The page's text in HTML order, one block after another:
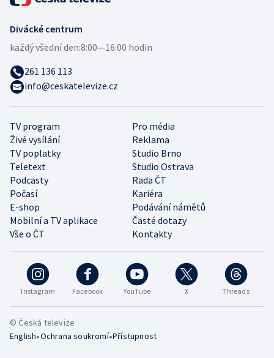
Instagram Facebook YouTube X Threads
TV program
Pro média
Živé vysílání
Reklama
TV poplatky
Studio Brno
Teletext
Studio Ostrava
Podcasty
Rada ČT
Počasí
Kariéra
E-shop
Podávání námětů
Mobilní a TV aplikace
Časté dotazy
Vše o ČT
Kontakty
Divácké centrum
každý všední den:8:00—16:00 hodin
261 136 113
info@ceskatelevize.cz
© Česká televize
English•Ochrana soukromí•Přístupnost